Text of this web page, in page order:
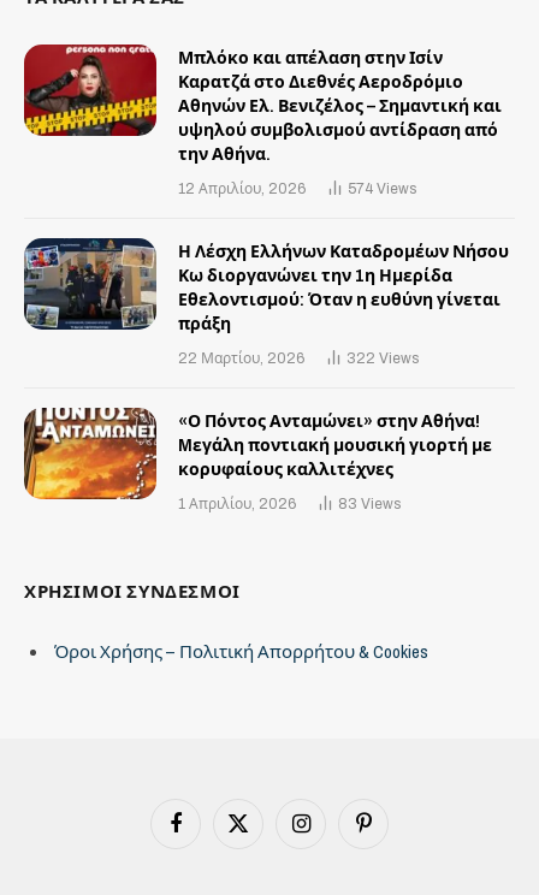
Μπλόκο και απέλαση στην Ισίν
Καρατζά στο Διεθνές Αεροδρόμιο
Αθηνών Ελ. Βενιζέλος – Σημαντική και
υψηλού συμβολισμού αντίδραση από
την Αθήνα.
12 Απριλίου, 2026 574 Views
Η Λέσχη Ελλήνων Καταδρομέων Νήσου
Κω διοργανώνει την 1η Ημερίδα
Εθελοντισμού: Όταν η ευθύνη γίνεται
πράξη
22 Μαρτίου, 2026 322 Views
«Ο Πόντος Ανταμώνει» στην Αθήνα!
Mεγάλη ποντιακή μουσική γιορτή με
κορυφαίους καλλιτέχνες
1 Απριλίου, 2026 83 Views
ΧΡΗΣΙΜΟΙ ΣΥΝΔΕΣΜΟΙ
Όροι Χρήσης – Πολιτική Απορρήτου & Cookies
Facebook X
Instagram Pinterest